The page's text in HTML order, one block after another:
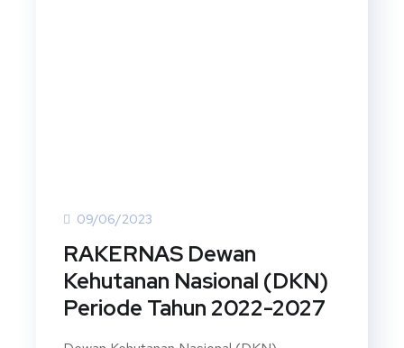
09/06/2023
RAKERNAS Dewan
Kehutanan Nasional (DKN)
Periode Tahun 2022-2027